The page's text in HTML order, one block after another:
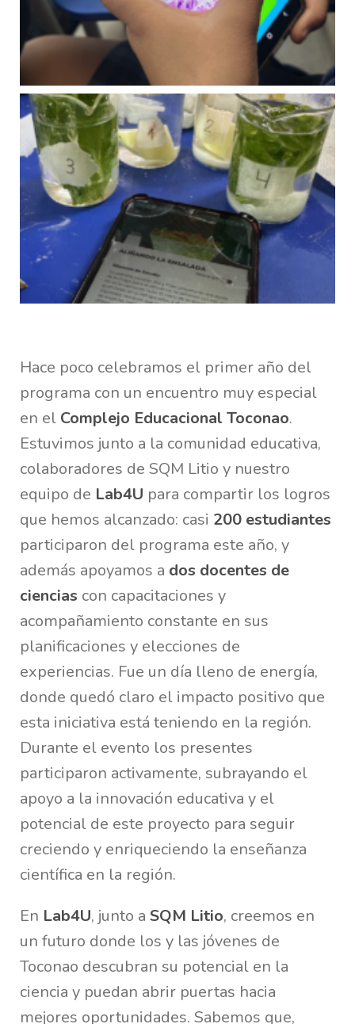
Hace poco celebramos el primer año del
programa con un encuentro muy especial
en el Complejo Educacional Toconao.
Estuvimos junto a la comunidad educativa,
colaboradores de SQM Litio y nuestro
equipo de Lab4U para compartir los logros
que hemos alcanzado: casi 200 estudiantes
participaron del programa este año, y
además apoyamos a dos docentes de
ciencias con capacitaciones y
acompañamiento constante en sus
planificaciones y elecciones de
experiencias. Fue un día lleno de energía,
donde quedó claro el impacto positivo que
esta iniciativa está teniendo en la región.
Durante el evento los presentes
participaron activamente, subrayando el
apoyo a la innovación educativa y el
potencial de este proyecto para seguir
creciendo y enriqueciendo la enseñanza
científica en la región.
En Lab4U, junto a SQM Litio, creemos en
un futuro donde los y las jóvenes de
Toconao descubran su potencial en la
ciencia y puedan abrir puertas hacia
mejores oportunidades. Sabemos que,